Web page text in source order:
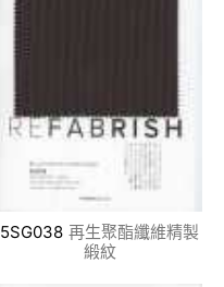
5SG038 再生聚酯纖維精製
緞紋